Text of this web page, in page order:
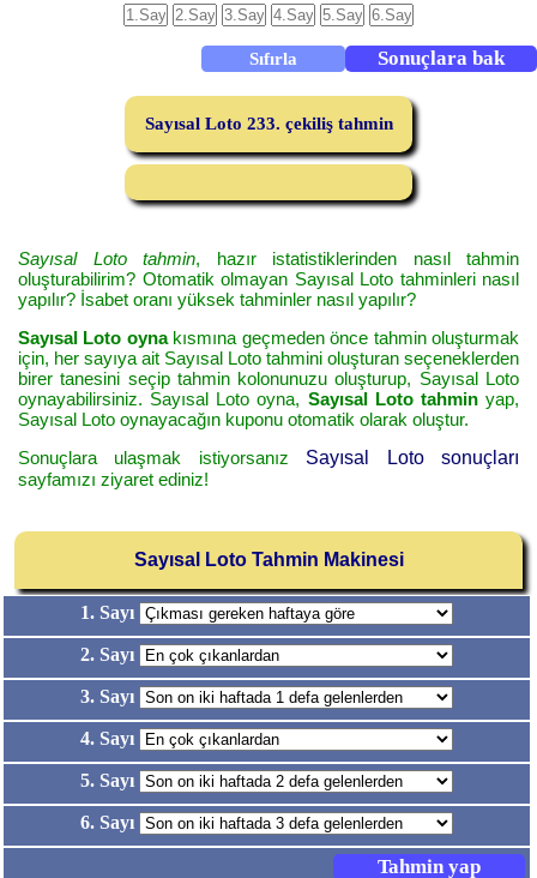
Sayısal Loto 233. çekiliş tahmin
Sayısal Loto tahmin, hazır istatistiklerinden nasıl tahmin
oluşturabilirim? Otomatik olmayan Sayısal Loto tahminleri nasıl
yapılır? İsabet oranı yüksek tahminler nasıl yapılır?
Sayısal Loto oynakısmına geçmeden önce tahmin oluşturmak
için, her sayıya ait Sayısal Loto tahmini oluşturan seçeneklerden
birer tanesini seçip tahmin kolonunuzu oluşturup, Sayısal Loto
oynayabilirsiniz. Sayısal Loto oyna, Sayısal Loto tahminyap,
Sayısal Loto oynayacağın kuponu otomatik olarak oluştur.
Sonuçlara ulaşmak istiyorsanız Sayısal Loto sonuçları
sayfamızı ziyaret ediniz!
Sayısal Loto Tahmin Makinesi
1. Sayı
2. Sayı
3. Sayı
4. Sayı
5. Sayı
6. Sayı